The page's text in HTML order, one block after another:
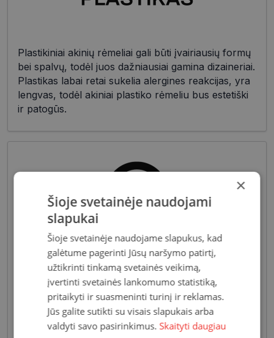
Plastikiniai akinių rėmeliai gali būti įvairiausių formų
bei spalvų, todėl juos dažniausiai gamina dizaineriai.
Plastikas labai retai sukelia alergines reakcijas, yra
lengvas, todėl akiniai plastiko rėmeliu bus estetiški
ir patogūs.
Akiniai moterims dažniausiai pasižymi subtiliais
dizaino elementais, suteikiančiais harmoningą bei
moterišką įvaizdį. Šiandien dienai stilių bei medžiagų
įvairovė leidžia akinių dizaineriams pristatyti Jums
tiek klasikinių, tiek netikėčiausių ir drąsiausių
sprendimų akinių rėmelių. Tai ne tik regėjimo
korekcija, tačiau ir stilingas kasdieninės išvaizdos
×
Šioje svetainėje naudojami
slapukai
Šioje svetainėje naudojame slapukus, kad
galėtume pagerinti Jūsų naršymo patirtį,
užtikrinti tinkamą svetainės veikimą,
įvertinti svetainės lankomumo statistiką,
pritaikyti ir suasmeninti turinį ir reklamas.
Jūs galite sutikti su visais slapukais arba
valdyti savo pasirinkimus. Skaityti daugiau